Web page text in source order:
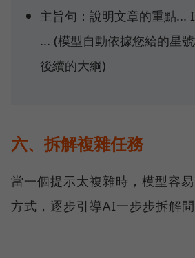
主旨句：說明文章的重點...
... (模型自動依據您給的星
後續的大綱)
六、拆解複雜任務
當一個提示太複雜時，模型容
方式，逐步引導AI一步步拆解問